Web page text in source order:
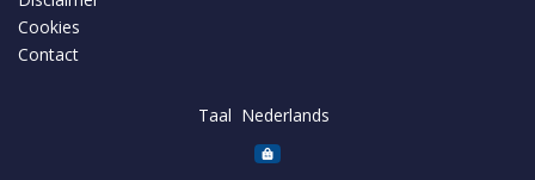
Cookies
Contact
Taal